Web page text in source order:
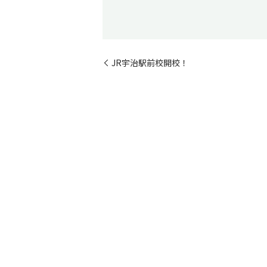
JR宇治駅前校開校！